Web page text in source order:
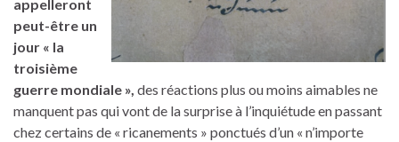
appelleront
peut-être un
jour « la
troisième
guerre mondiale », des réactions plus ou moins aimables ne
manquent pas qui vont de la surprise à l’inquiétude en passant
chez certains de « ricanements » ponctués d’un « n’importe